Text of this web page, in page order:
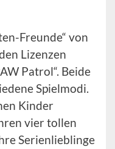
Freunde“ von
Lizenzen
Patrol“. Beide
Spielmodi.
Kinder
vier tollen
Serienlieblinge